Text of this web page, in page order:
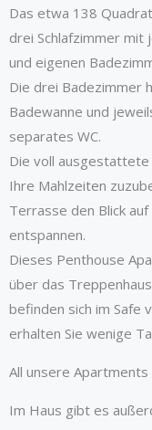
Das etwa 138
drei Schlafzimmer
und eigenen
Die drei Badezimmer
Badewanne und
separates WC.
Die voll ausgestattete
Ihre Mahlzeiten
Terrasse den Blick
entspannen.
Dieses Penthouse
über das
befinden sich im Safe
erhalten Sie wenige
All unsere
Im Haus gibt es